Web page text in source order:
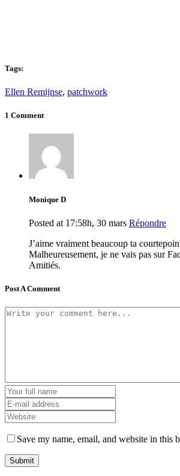
Tags:
Ellen Remijnse, patchwork
1 Comment
Monique D
Posted at 17:58h, 30 mars Répondre
J’aime vraiment beaucoup ta
Malheureusement, je ne vais pas sur
Amitiés.
Post A Comment
Save my name, email, and website in this